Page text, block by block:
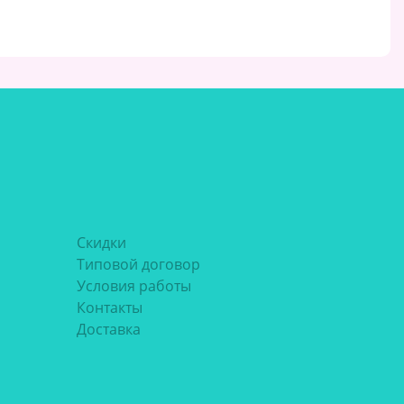
Скидки
Типовой договор
Условия работы
Контакты
Доставка